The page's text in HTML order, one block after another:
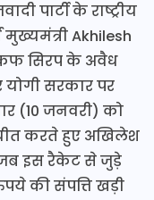
पार्टी के राष्ट्रीय
मुख्यमंत्री Akhilesh
सिरप के अवैध
सरकार पर
(10 जनवरी) को
करते हुए अखिलेश
इस रैकेट से जुड़े
की संपत्ति खड़ी